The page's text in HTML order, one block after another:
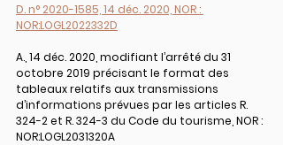
D. n° 2020-1585, 14 déc. 2020, NOR :
NOR:LOGL2022332D
A., 14 déc. 2020, modifiant l’arrêté du 31
octobre 2019 précisant le format des
tableaux relatifs aux transmissions
d’informations prévues par les articles R.
324-2 et R. 324-3 du Code du tourisme, NOR :
NOR:LOGL2031320A